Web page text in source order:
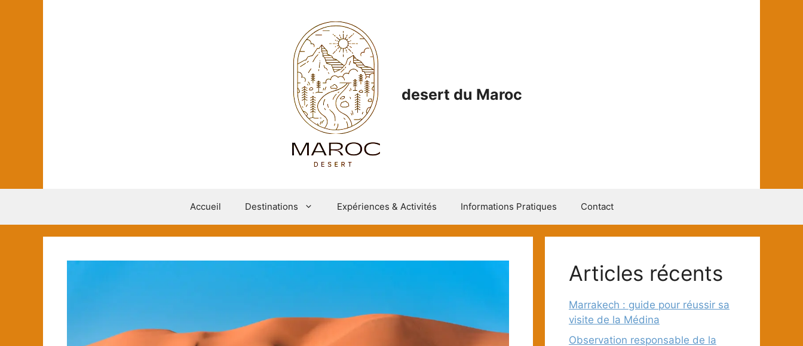
desert du Maroc
Accueil Destinations Expériences & Activités Informations Pratiques Contact
Articles récents
Marrakech : guide pour réussir sa
visite de la Médina
Observation responsable de la